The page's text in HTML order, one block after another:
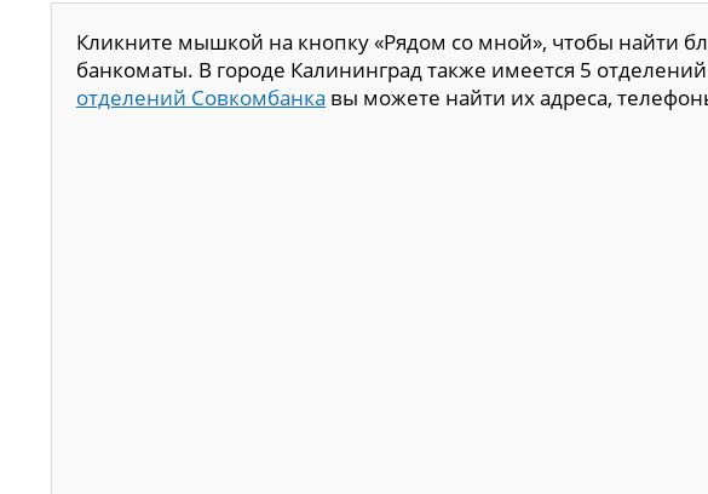
Кликните мышкой на кнопку «Рядом со мной», чтобы найти
банкоматы. В городе Калининград также имеется 5
отделений Совкомбанка вы можете найти их адреса,